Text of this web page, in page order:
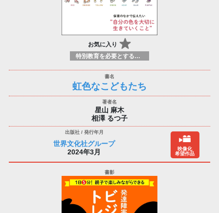
お気に入り
特別教育を必要とする学習者の指導
虹色なこどもたち
星山 麻木
相澤 るつ子
世界文化社グループ
2024年3月
映像化
希望作品